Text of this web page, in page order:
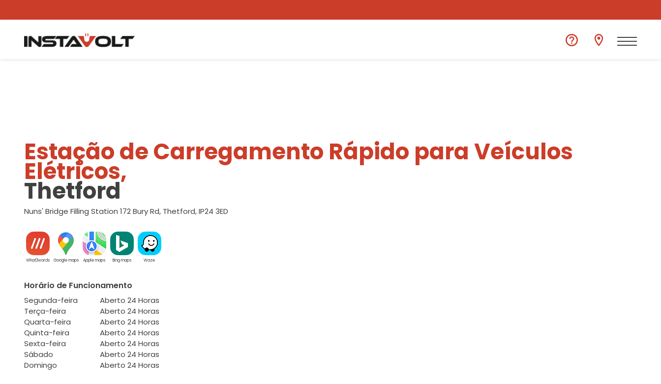
Ver outra localização
Estação de Carregamento Rápido para Veículos
Elétricos,
Thetford
Nuns' Bridge Filling Station 172 Bury Rd, Thetford, IP24 3ED
What3words Google maps Apple maps Bing maps Waze
Horário de Funcionamento
Segunda-feira
Aberto 24 Horas
Terça-feira
Aberto 24 Horas
Quarta-feira
Aberto 24 Horas
Quinta-feira
Aberto 24 Horas
Sexta-feira
Aberto 24 Horas
Sábado
Aberto 24 Horas
Domingo
Aberto 24 Horas